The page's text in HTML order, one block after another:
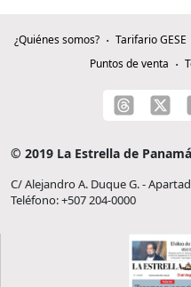
¿Quiénes somos? Tarifario GESE
Puntos de venta
© 2019 La Estrella de Panamá
C/ Alejandro A. Duque G. -
Teléfono: +507 204-0000